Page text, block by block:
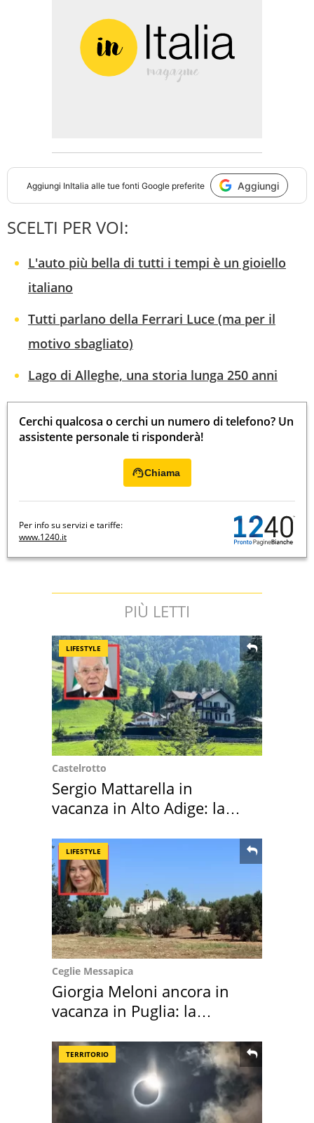
Aggiungi InItalia alle tue fonti Google preferite Aggiungi
SCELTI PER VOI:
L'auto più bella di tutti i tempi è un gioiello
italiano
Tutti parlano della Ferrari Luce (ma per il
motivo sbagliato)
Lago di Alleghe, una storia lunga 250 anni
Cerchi qualcosa o cerchi un numero di telefono? Un
assistente personale ti risponderà!
Chiama
Per info su servizi e tariffe:
www.1240.it
PIÙ LETTI
LIFESTYLE
Castelrotto
Sergio Mattarella in
vacanza in Alto Adige: la
LIFESTYLE
Ceglie Messapica
Giorgia Meloni ancora in
vacanza in Puglia: la
TERRITORIO